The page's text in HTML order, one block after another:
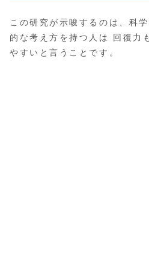
この研究が示唆するのは、科
的な考え方を持つ人は 回復力
やすいと言うことです。